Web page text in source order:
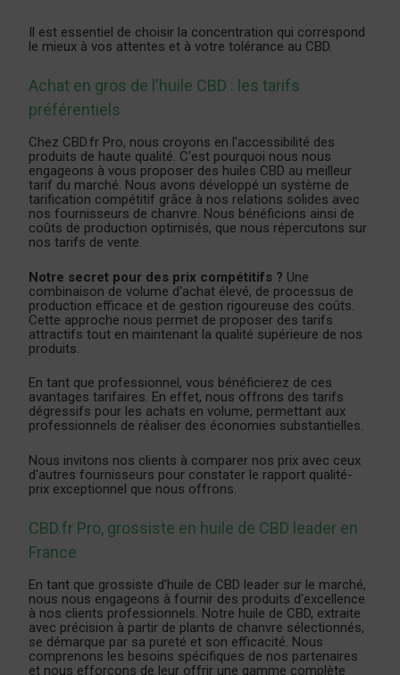
Il est essentiel de choisir la concentration qui correspond
le mieux à vos attentes et à votre tolérance au CBD.
Achat en gros de l'huile CBD : les tarifs
préférentiels
Chez CBD.fr Pro, nous croyons en l'accessibilité des
produits de haute qualité. C'est pourquoi nous nous
engageons à vous proposer des huiles CBD au meilleur
tarif du marché. Nous avons développé un système de
tarification compétitif grâce à nos relations solides avec
nos fournisseurs de chanvre. Nous bénéficions ainsi de
coûts de production optimisés, que nous répercutons sur
nos tarifs de vente.
Notre secret pour des prix compétitifs ? Une
combinaison de volume d'achat élevé, de processus de
production efficace et de gestion rigoureuse des coûts.
Cette approche nous permet de proposer des tarifs
attractifs tout en maintenant la qualité supérieure de nos
produits.
En tant que professionnel, vous bénéficierez de ces
avantages tarifaires. En effet, nous offrons des tarifs
dégressifs pour les achats en volume, permettant aux
professionnels de réaliser des économies substantielles.
Nous invitons nos clients à comparer nos prix avec ceux
d'autres fournisseurs pour constater le rapport qualité-
prix exceptionnel que nous offrons.
CBD.fr Pro, grossiste en huile de CBD leader en
France
En tant que grossiste d'huile de CBD leader sur le marché,
nous nous engageons à fournir des produits d'excellence
à nos clients professionnels. Notre huile de CBD, extraite
avec précision à partir de plants de chanvre sélectionnés,
se démarque par sa pureté et son efficacité. Nous
comprenons les besoins spécifiques de nos partenaires
et nous efforçons de leur offrir une gamme complète